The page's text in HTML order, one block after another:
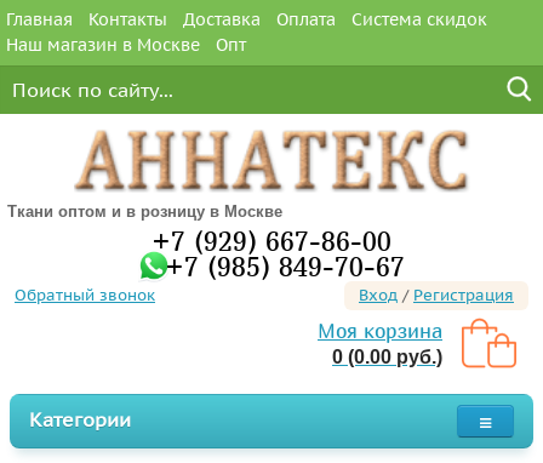
Главная Контакты Доставка Оплата
Система скидок
Наш магазин в Москве
Опт
Ткани оптом и в розницу в Москве
+7 (929) 667-86-00
+7 (985) 849-70-67
Обратный звонок Вход / Регистрация
Моя корзина
0 (0.00 руб.)
Категории